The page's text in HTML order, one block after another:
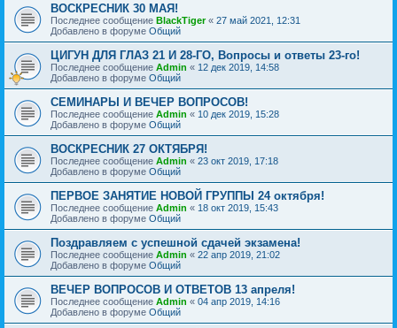
ВОСКРЕСНИК 30 МАЯ!
Последнее сообщение BlackTiger« 27 май 2021, 12:31
Добавлено в форуме Общий
ЦИГУН ДЛЯ ГЛАЗ 21 И 28-ГО, Вопросы и ответы 23-го!
Последнее сообщение Admin « 12 дек 2019, 14:58
Добавлено в форуме Общий
CЕМИНАРЫ И ВЕЧЕР ВОПРОСОВ!
Последнее сообщение Admin « 10 дек 2019, 15:28
Добавлено в форуме Общий
ВОСКРЕСНИК 27 ОКТЯБРЯ!
Последнее сообщение Admin « 23 окт 2019, 17:18
Добавлено в форуме Общий
ПЕРВОЕ ЗАНЯТИЕ НОВОЙ ГРУППЫ 24 октября!
Последнее сообщение Admin « 18 окт 2019, 15:43
Добавлено в форуме Общий
Поздравляем с успешной сдачей экзамена!
Последнее сообщение Admin « 22 апр 2019, 21:02
Добавлено в форуме Общий
ВЕЧЕР ВОПРОСОВ И ОТВЕТОВ 13 апреля!
Последнее сообщение Admin « 04 апр 2019, 14:16
Добавлено в форуме Общий